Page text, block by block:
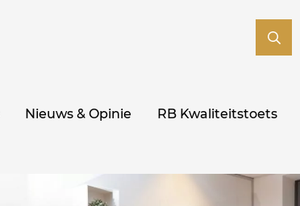
Nieuws & Opinie RB Kwaliteitstoets